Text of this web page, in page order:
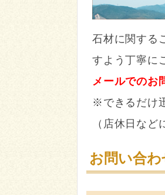
石材に関する
すよう丁寧に
メールでのお
※できるだけ
（店休日な
お問い合